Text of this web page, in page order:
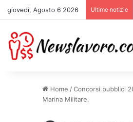
giovedì, Agosto 6 2026 Ultime notizie
Home /Concorsi pubblici
Marina Militare.